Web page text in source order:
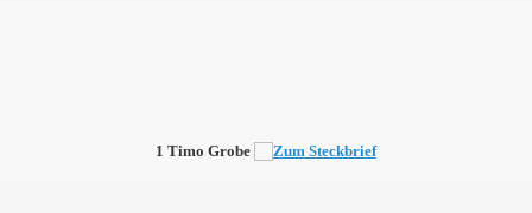
1 Timo Grobe